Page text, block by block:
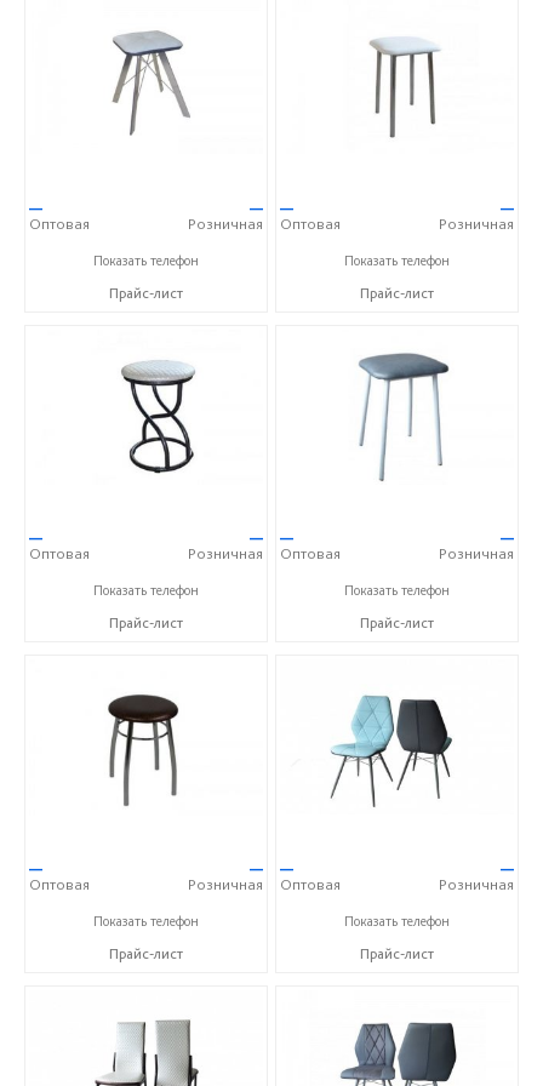
—
Оптовая
—
Розничная
+7 (84235) 5-57-31
Показать телефон
Прайс-лист
—
Оптовая
—
Розничная
+7 (84235) 5-57-31
Показать телефон
Прайс-лист
—
Оптовая
—
Розничная
+7 (84235) 5-57-31
Показать телефон
Прайс-лист
—
Оптовая
—
Розничная
+7 (84235) 5-57-31
Показать телефон
Прайс-лист
—
Оптовая
—
Розничная
+7 (84235) 5-57-31
Показать телефон
Прайс-лист
—
Оптовая
—
Розничная
+7 (84235) 5-57-31
Показать телефон
Прайс-лист